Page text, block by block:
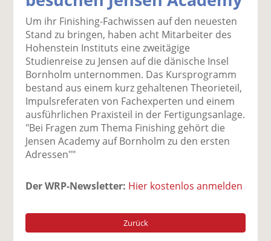
a
uf
F
ac
e
b
o
o
k
te
il
t
wi
tt
n
a
uf
Li
k
e
di
n
te
il
e
p
er
E
ai
l
v
er
se
n
d
D
ru
Um ihr Finishing-Fachwissen auf den neuesten
Stand zu bringen, haben acht Mitarbeiter des
Hohenstein Instituts eine zweitägige
Studienreise zu Jensen auf die dänische Insel
Bornholm unternommen. Das Kursprogramm
bestand aus einem kurz gehaltenen Theorieteil,
Impulsreferaten von Fachexperten und einem
ausführlichen Praxisteil in der Fertigungsanlage.
"Bei Fragen zum Thema Finishing gehört die
Jensen Academy auf Bornholm zu den ersten
Adressen""
Der WRP-Newsletter: Hier kostenlos anmelden
Zurück